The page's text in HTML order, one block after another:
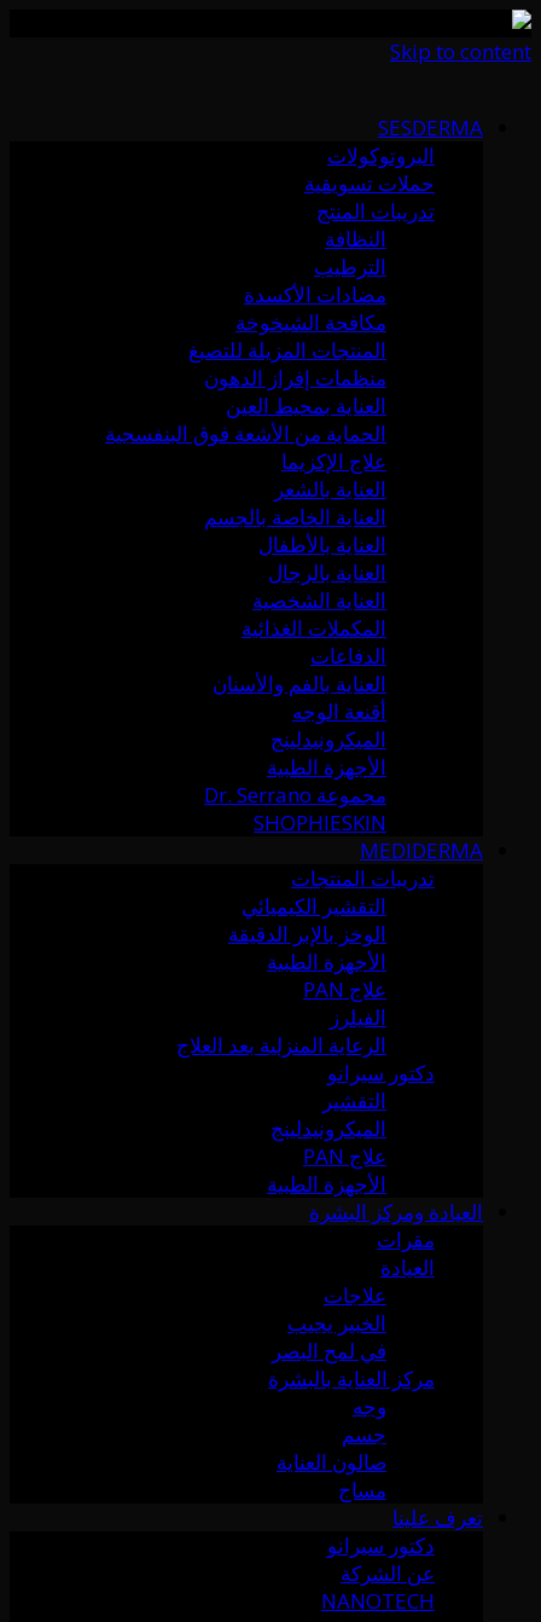
Skip to content
SESDERMA
البروتوكولات
حملات تسويقية
تدريبات المنتج
النظافة
الترطيب
مضادات الأكسدة
مكافحة الشيخوخة
المنتجات المزيلة للتصبغ
منظمات إفراز الدهون
العناية بمحيط العين
الحماية من الأشعة فوق البنفسجية
علاج الإكزيما
العناية بالشعر
العناية الخاصة بالجسم
العناية بالأطفال
العناية بالرجال
العناية الشخصية
المكملات الغذائية
الدفاعات
العناية بالفم والأسنان
أقنعة الوجه
الميكرونيدلينج
الأجهزة الطبية
مجموعة Dr. Serrano
SHOPHIESKIN
MEDIDERMA
تدريبات المنتجات
التقشير الكيميائي
الوخز بالإبر الدقيقة
الأجهزة الطبية
علاج PAN
الفيلرز
الرعاية المنزلية بعد العلاج
دكتور سيرانو
التقشير
الميكرونيدلينج
علاج PAN
الأجهزة الطبية
العيادة ومركز البشرة
مقرات
العيادة
علاجات
الخبير يجيب
في لمح البصر
مركز العناية بالبشرة
وجه
جسم
صالون العناية
مساج
تعرف علينا
دكتور سيرانو
عن الشركة
NANOTECH